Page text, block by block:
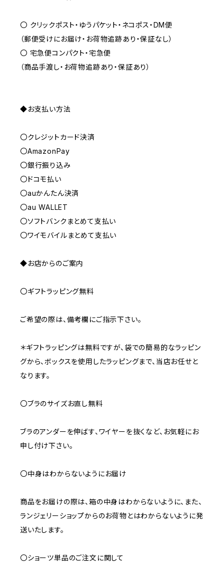
〇 クリックポスト・ゆうパケット・ネコポス・DM便
（郵便受けにお届け・お荷物追跡あり・保証なし）
〇 宅急便コンパクト・宅急便
（商品手渡し・お荷物追跡あり・保証あり）
◆お支払い方法
〇クレジットカード決済
〇AmazonPay
〇銀行振り込み
〇ドコモ払い
〇auかんたん決済
〇au WALLET
〇ソフトバンクまとめて支払い
〇ワイモバイルまとめて支払い
◆お店からのご案内
〇ギフトラッピング無料
ご希望の際は、備考欄にご指示下さい。
＊ギフトラッピングは無料ですが、袋での簡易的なラッピン
グから、ボックスを使用したラッピングまで、当店お任せと
なります。
〇ブラのサイズお直し無料
ブラのアンダーを伸ばす、ワイヤーを抜くなど、お気軽にお
申し付け下さい。
〇中身はわからないようにお届け
商品をお届けの際は、箱の中身はわからないように、また、
ランジェリーショップからのお荷物とはわからないように発
送いたします。
〇ショーツ単品のご注文に関して